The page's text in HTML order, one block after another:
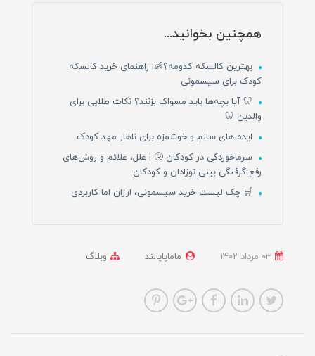
همچنین بخوانید...
بهترین کالسکه کدومه؟👶| راهنمای خرید کالسکه
کودک برای سیسمونی
🦷 آیا بچه‌ها باید مسواک بزنند؟ نکات طلایی برای
والدین 🦷
ایده های سالم و خوشمزه برای ناهار مهد کودک
سرماخوردگی در کودکان 🤧 | علل، علائم و روش‌های
رفع گرفتگی بینی نوزادان و کودکان
🛒 چک لیست خرید سیسمونی، ارزان اما کاربردی
ماماپاپالند وبلاگ